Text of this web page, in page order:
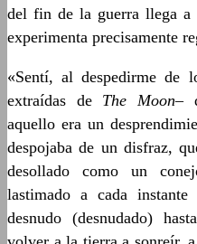
del fin de la guerra llega a
experimenta precisamente
«Sentí, al despedirme de
extraídas de The Moon–
aquello era un
despojaba de un disfraz,
desollado como un
lastimado a cada
desnudo (desnudado)